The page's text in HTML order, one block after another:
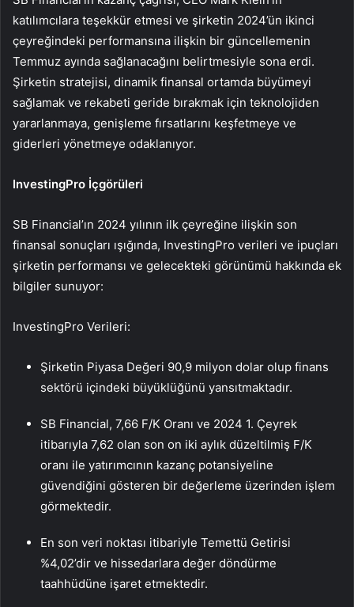
katılımcılara teşekkür etmesi ve şirketin 2024’ün ikinci
çeyreğindeki performansına ilişkin bir güncellemenin
Temmuz ayında sağlanacağını belirtmesiyle sona erdi.
Şirketin stratejisi, dinamik finansal ortamda büyümeyi
sağlamak ve rekabeti geride bırakmak için teknolojiden
yararlanmaya, genişleme fırsatlarını keşfetmeye ve
giderleri yönetmeye odaklanıyor.
InvestingPro İçgörüleri
SB Financial’ın 2024 yılının ilk çeyreğine ilişkin son
finansal sonuçları ışığında, InvestingPro verileri ve ipuçları
şirketin performansı ve gelecekteki görünümü hakkında ek
bilgiler sunuyor:
InvestingPro Verileri:
Şirketin Piyasa Değeri 90,9 milyon dolar olup finans
sektörü içindeki büyüklüğünü yansıtmaktadır.
SB Financial, 7,66 F/K Oranı ve 2024 1. Çeyrek
itibarıyla 7,62 olan son on iki aylık düzeltilmiş F/K
oranı ile yatırımcının kazanç potansiyeline
güvendiğini gösteren bir değerleme üzerinden işlem
görmektedir.
En son veri noktası itibariyle Temettü Getirisi
%4,02’dir ve hissedarlara değer döndürme
taahhüdüne işaret etmektedir.